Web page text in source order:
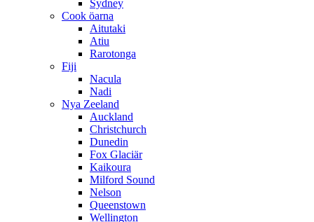
Sydney
Cook öarna
Aitutaki
Atiu
Rarotonga
Fiji
Nacula
Nadi
Nya Zeeland
Auckland
Christchurch
Dunedin
Fox Glaciär
Kaikoura
Milford Sound
Nelson
Queenstown
Wellington